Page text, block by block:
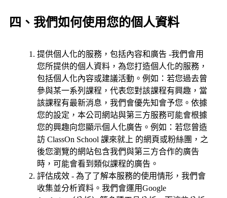
四、我們如何使用您的個人資料
提供個人化的服務，包括內容和廣告 -我們會用
您所提供的個人資料，為您打造個人化的服務，
包括個人化內容或建議活動。例如：若您過去曾
參與某一系列課程，代表您對該課程有興趣，當
該課程有最新消息，我們會優先知會予您。依據
您的設定，本公司網站與第三方服務可能會根據
您的興趣向您顯示個人化廣告。例如：若您曾造
訪 ClassOn School 課來就上 的網頁或粉絲團，之
後您瀏覽的網站包含我們與第三方合作的廣告
時，可能會看到類似課程的廣告。
評估成效 - 為了了解本服務的使用情形，我們會
收集並分析資料。我們會運用Google